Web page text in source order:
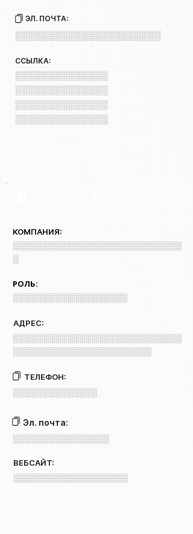
ЭЛ. ПОЧТА:
░░░░░░░░░░░░░░░░░░░░░░
ССЫЛКА:
░░░░░░░░░░░░░░
░░░░░░░░░░░░░░
░░░░░░░░░░░░░░
░░░░░░░░░░░░░░
КОМПАНИЯ:
░░░░░░░░░░░░░░░░░░░░░░░░░░░░
░
РОЛЬ:
░░░░░░░░░░░░░░░░░░░
АДРЕС:
░░░░░░░░░░░░░░░░░░░░░░░░░░░░
░░░░░░░░░░░░░░░░░░░░░░░
ТЕЛЕФОН:
░░░░░░░░░░░░░░
Эл. почта:
░░░░░░░░░░░░░░░░
ВЕБСАЙТ:
░░░░░░░░░░░░░░░░░░░